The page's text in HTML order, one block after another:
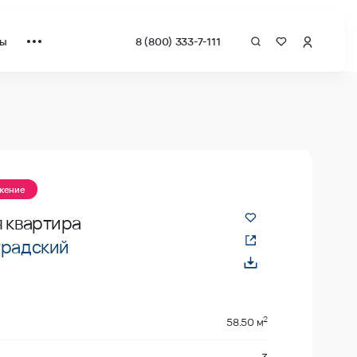
8 (800) 333-7-111
58.50 м2